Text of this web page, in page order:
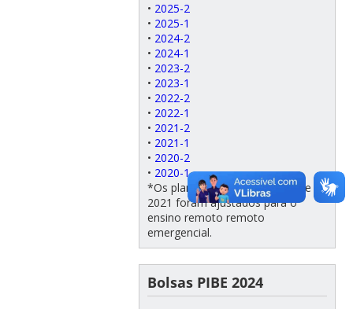
• 2025-2
• 2025-1
• 2024-2
• 2024-1
• 2023-2
• 2023-1
• 2022-2
• 2022-1
• 2021-2
• 2021-1
• 2020-2
• 2020-1
*Os planos de ensino de 2020 e
2021 foram ajustados para o
ensino remoto remoto
emergencial.
Bolsas PIBE 2024